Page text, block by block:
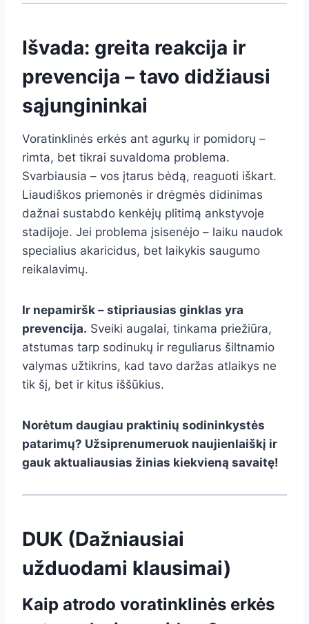
Išvada: greita reakcija ir
prevencija – tavo didžiausi
sąjungininkai
Voratinklinės erkės ant agurkų ir pomidorų –
rimta, bet tikrai suvaldoma problema.
Svarbiausia – vos įtarus bėdą, reaguoti iškart.
Liaudiškos priemonės ir drėgmės didinimas
dažnai sustabdo kenkėjų plitimą ankstyvoje
stadijoje. Jei problema įsisenėjo – laiku naudok
specialius akaricidus, bet laikykis saugumo
reikalavimų.
Ir nepamiršk – stipriausias ginklas yra
prevencija. Sveiki augalai, tinkama priežiūra,
atstumas tarp sodinukų ir reguliarus šiltnamio
valymas užtikrins, kad tavo daržas atlaikys ne
tik šį, bet ir kitus iššūkius.
Norėtum daugiau praktinių sodininkystės
patarimų? Užsiprenumeruok naujienlaiškį ir
gauk aktualiausias žinias kiekvieną savaitę!
DUK (Dažniausiai
užduodami klausimai)
Kaip atrodo voratinklinės erkės